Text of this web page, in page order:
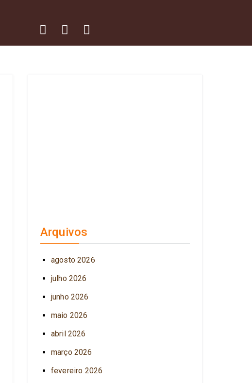
Arquivos
agosto 2026
julho 2026
junho 2026
maio 2026
abril 2026
março 2026
fevereiro 2026